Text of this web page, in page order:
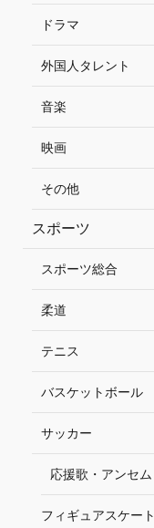
ドラマ
外国人タレント
音楽
映画
その他
スポーツ
スポーツ総合
柔道
テニス
バスケットボール
サッカー
応援歌・アンセム
フィギュアスケート